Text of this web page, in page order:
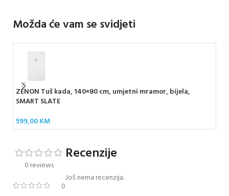
Možda će vam se svidjeti
ZENON Tuš kada, 140×80 cm, umjetni mramor, bijela,
SMART SLATE
599,00KM
0 reviews
0
Recenzije
Još nema recenzija.